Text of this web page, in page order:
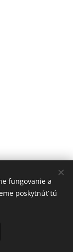
fungovanie a
poskytnúť tú